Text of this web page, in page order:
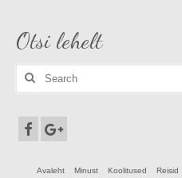
Otsi lehelt
Search
Avaleht Minust Koolitused Reisid